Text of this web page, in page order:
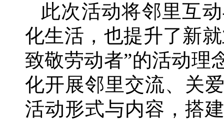
此次活动将邻里互
化生活，也提升了新
致敬劳动者”的活动理
化开展邻里交流、关
活动形式与内容，搭